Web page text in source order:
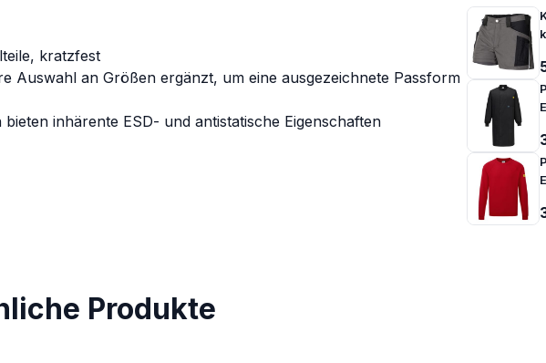
kratzfest
Auswahl an Größen ergänzt, um eine ausgezeichnete Passform
inhärente ESD- und antistatische Eigenschaften
Produkte